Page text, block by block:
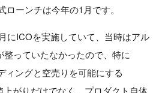
ーンチは今年の1月です。
にICOを実施していて、当時はアル
整っていたなかったので、特に
ィングと空売りを可能にする